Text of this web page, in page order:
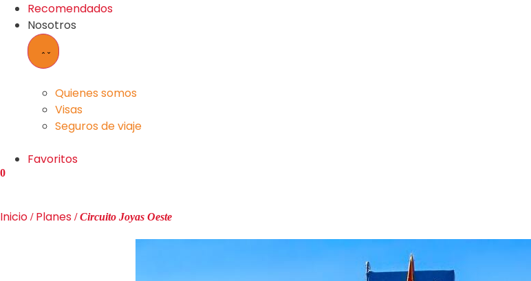
Recomendados
Nosotros
Quienes somos
Visas
Seguros de viaje
Favoritos
0
Inicio / Planes /Circuito Joyas Oeste